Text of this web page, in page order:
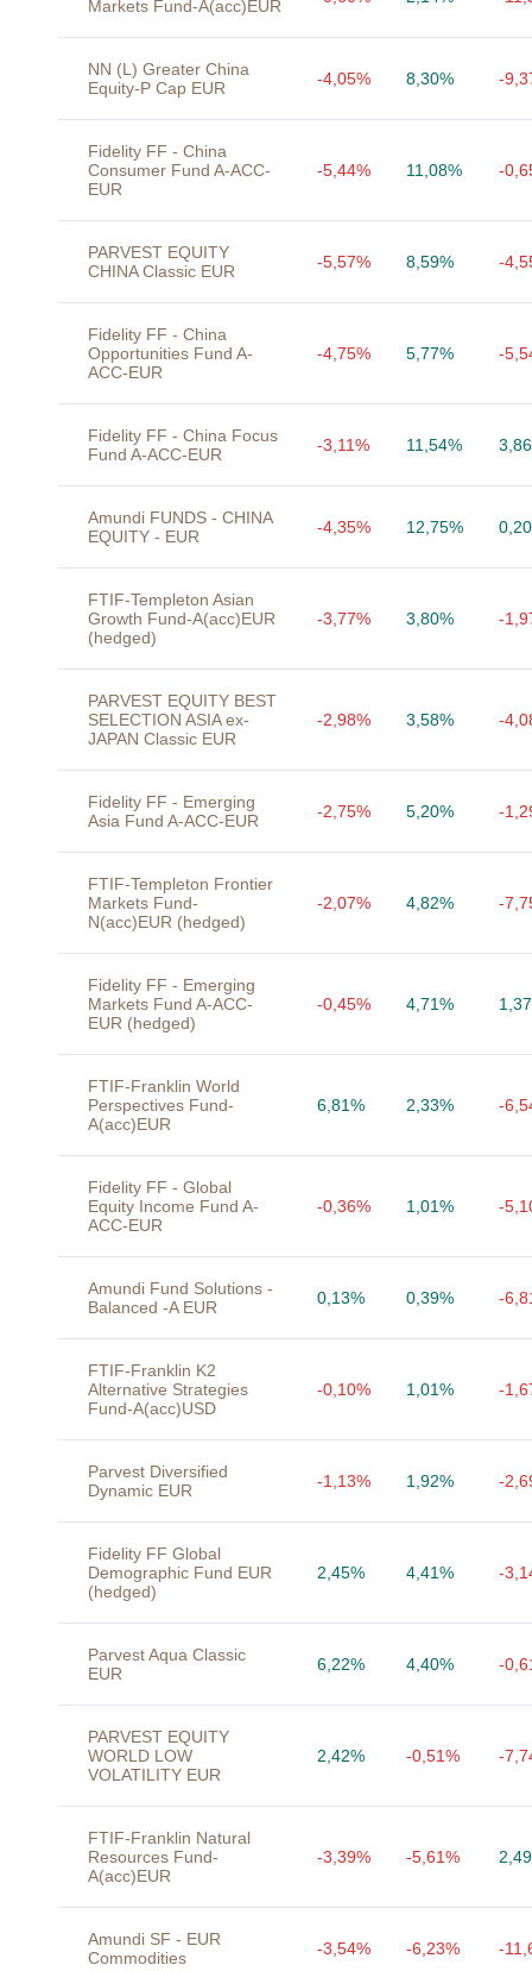
Markets Fund-A(acc)EUR
NN (L) Greater China
Equity-P Cap EUR
-4,05% 8,30% -
Fidelity FF - China
Consumer Fund A-ACC-
EUR
-5,44% 11,08% -
PARVEST EQUITY
CHINA Classic EUR
-5,57% 8,59% -
Fidelity FF - China
Opportunities Fund A-
ACC-EUR
-4,75% 5,77% -
Fidelity FF - China Focus
Fund A-ACC-EUR
-3,11% 11,54%
Amundi FUNDS - CHINA
EQUITY - EUR
-4,35% 12,75%
FTIF-Templeton Asian
Growth Fund-A(acc)EUR
(hedged)
-3,77% 3,80% -
PARVEST EQUITY BEST
SELECTION ASIA ex-
JAPAN Classic EUR
-2,98% 3,58% -
Fidelity FF - Emerging
Asia Fund A-ACC-EUR
-2,75% 5,20% -
FTIF-Templeton Frontier
Markets Fund-
N(acc)EUR (hedged)
-2,07% 4,82% -
Fidelity FF - Emerging
Markets Fund A-ACC-
EUR (hedged)
-0,45% 4,71%
FTIF-Franklin World
Perspectives Fund-
A(acc)EUR
6,81% 2,33% -
Fidelity FF - Global
Equity Income Fund A-
ACC-EUR
-0,36% 1,01% -
Amundi Fund Solutions -
Balanced -A EUR
0,13% 0,39% -
FTIF-Franklin K2
Alternative Strategies
Fund-A(acc)USD
-0,10% 1,01% -
Parvest Diversified
Dynamic EUR
-1,13% 1,92% -
Fidelity FF Global
Demographic Fund EUR
(hedged)
2,45% 4,41% -
Parvest Aqua Classic
EUR
6,22% 4,40% -
PARVEST EQUITY
WORLD LOW
VOLATILITY EUR
2,42% -0,51% -
FTIF-Franklin Natural
Resources Fund-
A(acc)EUR
-3,39% -5,61%
Amundi SF - EUR
Commodities
-3,54% -6,23% -